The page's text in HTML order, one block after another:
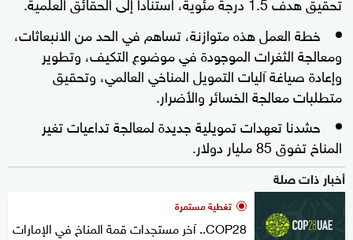
خطة العمل هذه متوازنة، تساهم في الحد من الانبعاثات،
ومعالجة الثغرات الموجودة في موضوع التكيف، وتطوير
وإعادة صياغة آليات التمويل المناخي العالمي، وتحقيق
متطلبات معالجة الخسائر والأضرار.
حشدنا تعهدات تمويلية جديدة لمعالجة تداعيات تغير
المناخ تفوق 85 مليار دولار.
أخبار ذات صلة
تغطية مستمرة
COP28.. آخر مستجدات قمة المناخ في الإمارات